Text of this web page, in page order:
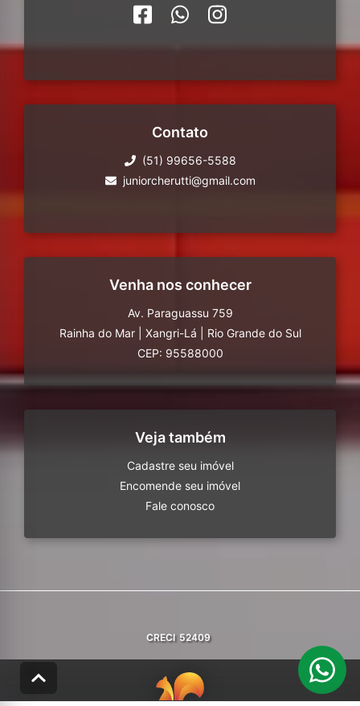
Contato
(51) 99656-5588
juniorcherutti@gmail.com
Venha nos conhecer
Av. Paraguassu 759
Rainha do Mar
Xangri-Lá
Rio Grande do Sul
CEP: 95588000
Veja também
Cadastre seu imóvel
Encomende seu imóvel
Fale conosco
CRECI 52409